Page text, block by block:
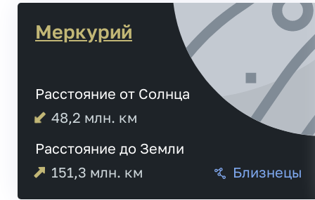
Меркурий
Расстояние от Солнца
48,2 млн. км
Расстояние до Земли
151,3 млн. км Близнецы